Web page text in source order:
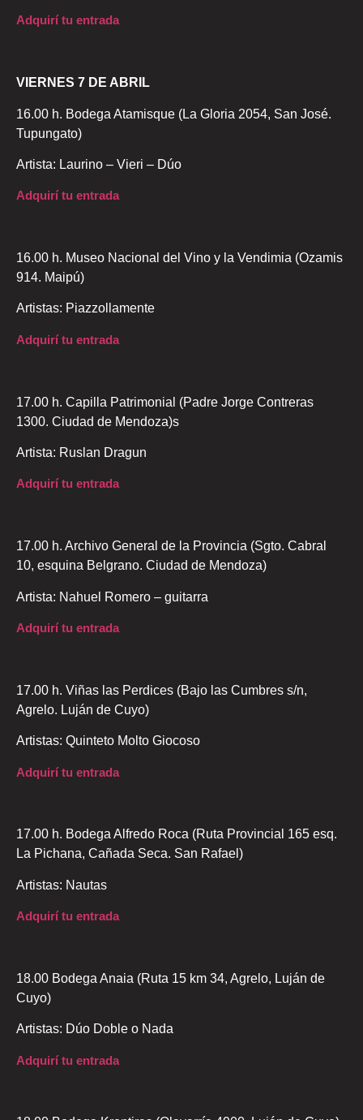
Adquirí tu entrada
VIERNES 7 DE ABRIL
16.00 h. Bodega Atamisque (La Gloria 2054, San José.
Tupungato)
Artista: Laurino – Vieri – Dúo
Adquirí tu entrada
16.00 h. Museo Nacional del Vino y la Vendimia (Ozamis
914. Maipú)
Artistas: Piazzollamente
Adquirí tu entrada
17.00 h. Capilla Patrimonial (Padre Jorge Contreras
1300. Ciudad de Mendoza)s
Artista: Ruslan Dragun
Adquirí tu entrada
17.00 h. Archivo General de la Provincia (Sgto. Cabral
10, esquina Belgrano. Ciudad de Mendoza)
Artista: Nahuel Romero – guitarra
Adquirí tu entrada
17.00 h. Viñas las Perdices (Bajo las Cumbres s/n,
Agrelo. Luján de Cuyo)
Artistas: Quinteto Molto Giocoso
Adquirí tu entrada
17.00 h. Bodega Alfredo Roca (Ruta Provincial 165 esq.
La Pichana, Cañada Seca. San Rafael)
Artistas: Nautas
Adquirí tu entrada
18.00 Bodega Anaia (Ruta 15 km 34, Agrelo, Luján de
Cuyo)
Artistas: Dúo Doble o Nada
Adquirí tu entrada